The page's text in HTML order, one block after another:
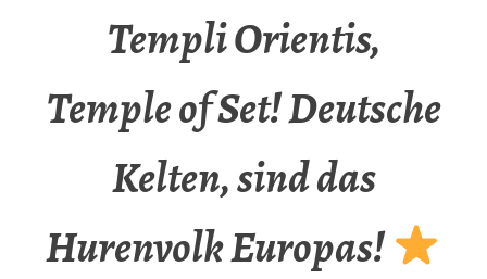
Templi Orientis,
Temple of Set! Deutsche
Kelten, sind das
Hurenvolk Europas!